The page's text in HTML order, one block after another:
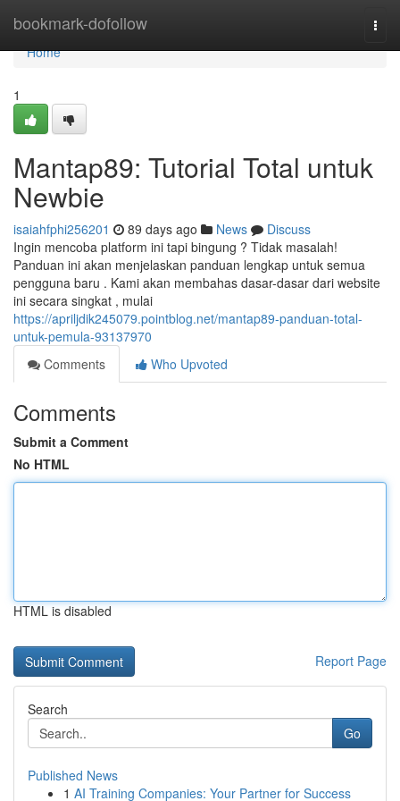
bookmark-dofollow
Home
Home
1
Mantap89: Tutorial Total untuk
Newbie
isaiahfphi256201 89 days ago News
Discuss
Ingin mencoba platform ini tapi bingung ? Tidak masalah!
Panduan ini akan menjelaskan panduan lengkap untuk semua
pengguna baru . Kami akan membahas dasar-dasar dari website
ini secara singkat , mulai
https://apriljdik245079.pointblog.net/mantap89-panduan-total-
untuk-pemula-93137970
Comments
Who Upvoted
Comments
Submit a Comment
No HTML
HTML is disabled
Report Page
Search
Go
Published News
1 AI Training Companies: Your Partner for Success